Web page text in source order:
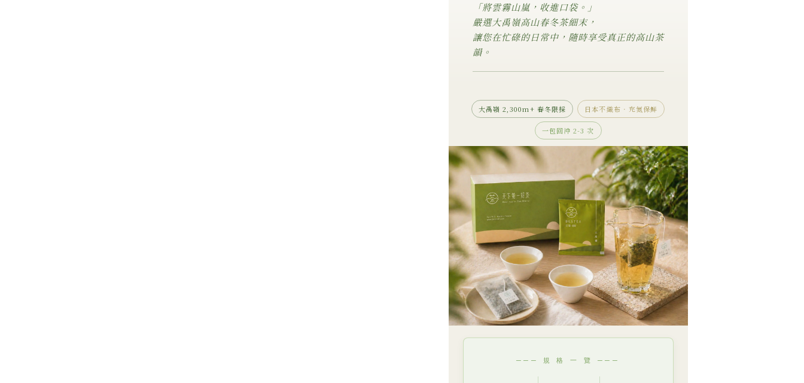
「將雲霧山嵐，收進口袋。」
嚴選大禹嶺高山春冬茶細末，
讓您在忙碌的日常中，隨時享受真正的高山茶
韻。
大禹嶺 2,300m+ 春冬限採 日本不織布 · 充氮保鮮
一包回沖 2-3 次
─── 規 格 一 覽 ───